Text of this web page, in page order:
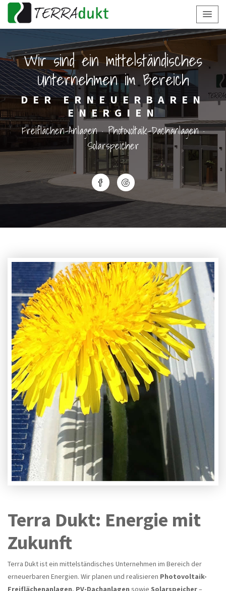
Wir sind ein mittelständisches
Unternehmen im Bereich
DER ERNEUERBAREN
ENERGIEN
Freiflächen-Anlagen · Photovoltaik-Dachanlagen ·
Solarspeicher
Terra Dukt: Energie mit
Zukunft
Terra Dukt ist ein mittelständisches Unternehmen im Bereich der
erneuerbaren Energien. Wir planen und realisieren Photovoltaik-
Freiflächenanlagen, PV-Dachanlagen sowie Solarspeicher–